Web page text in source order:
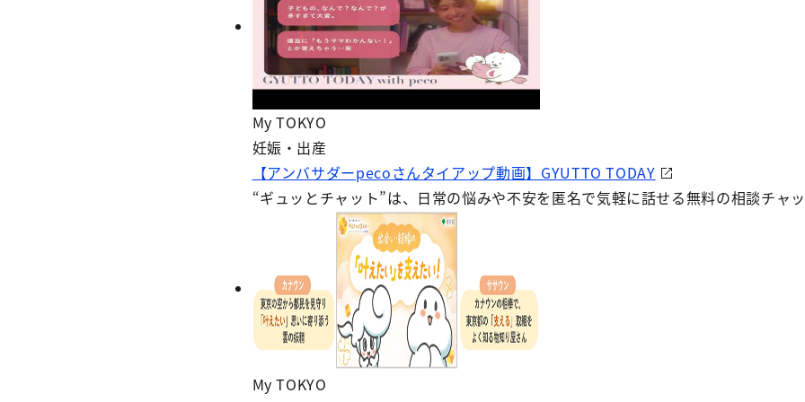
My TOKYO
妊娠・出産
【アンバサダーpecoさんタイアップ動画】GYUTTO TODAY
“ギュッとチャット”は、日常の悩みや不安を匿名で気軽に話せる無料の相談チャッ
My TOKYO